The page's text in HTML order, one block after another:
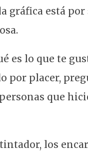
gráfica está
es lo que te
por placer,
que
los